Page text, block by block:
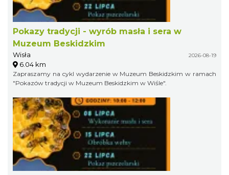
Pokazy tradycji - wyrób masła i sera w
Muzeum Beskidzkim
Wisła 2026-08-19
6.04 km
Zapraszamy na cykl wydarzenie w Muzeum Beskidzkim w ramach
"Pokazów tradycji w Muzeum Beskidzkim w Wiśle".